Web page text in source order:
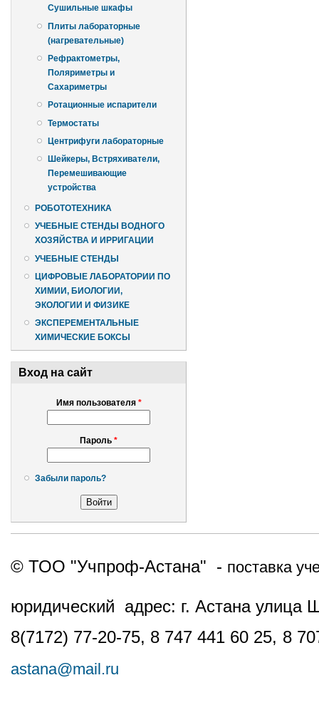
Сушильные шкафы
Плиты лабораторные
(нагревательные)
Рефрактометры,
Поляриметры и
Сахариметры
Ротационные испарители
Термостаты
Центрифуги лабораторные
Шейкеры, Встряхиватели,
Перемешивающие
устройства
РОБОТОТЕХНИКА
УЧЕБНЫЕ СТЕНДЫ ВОДНОГО
ХОЗЯЙСТВА И ИРРИГАЦИИ
УЧЕБНЫЕ СТЕНДЫ
ЦИФРОВЫЕ ЛАБОРАТОРИИ ПО
ХИМИИ, БИОЛОГИИ,
ЭКОЛОГИИ И ФИЗИКЕ
ЭКСПЕРЕМЕНТАЛЬНЫЕ
ХИМИЧЕСКИЕ БОКСЫ
Вход на сайт
Имя пользователя *
Пароль *
Забыли пароль?
© ТОО "Учпроф-Астана" - поставка
юридический адрес: г. Астана
8(7172) 77-20-75, 8 747 441 60 25, 8
astana@mail.ru